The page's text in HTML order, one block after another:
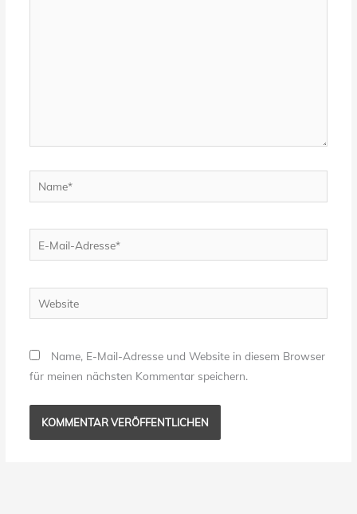
Name*
E-
Mail-
Website
Name, E-Mail-Adresse und Website in diesem Browser
für meinen nächsten Kommentar speichern.